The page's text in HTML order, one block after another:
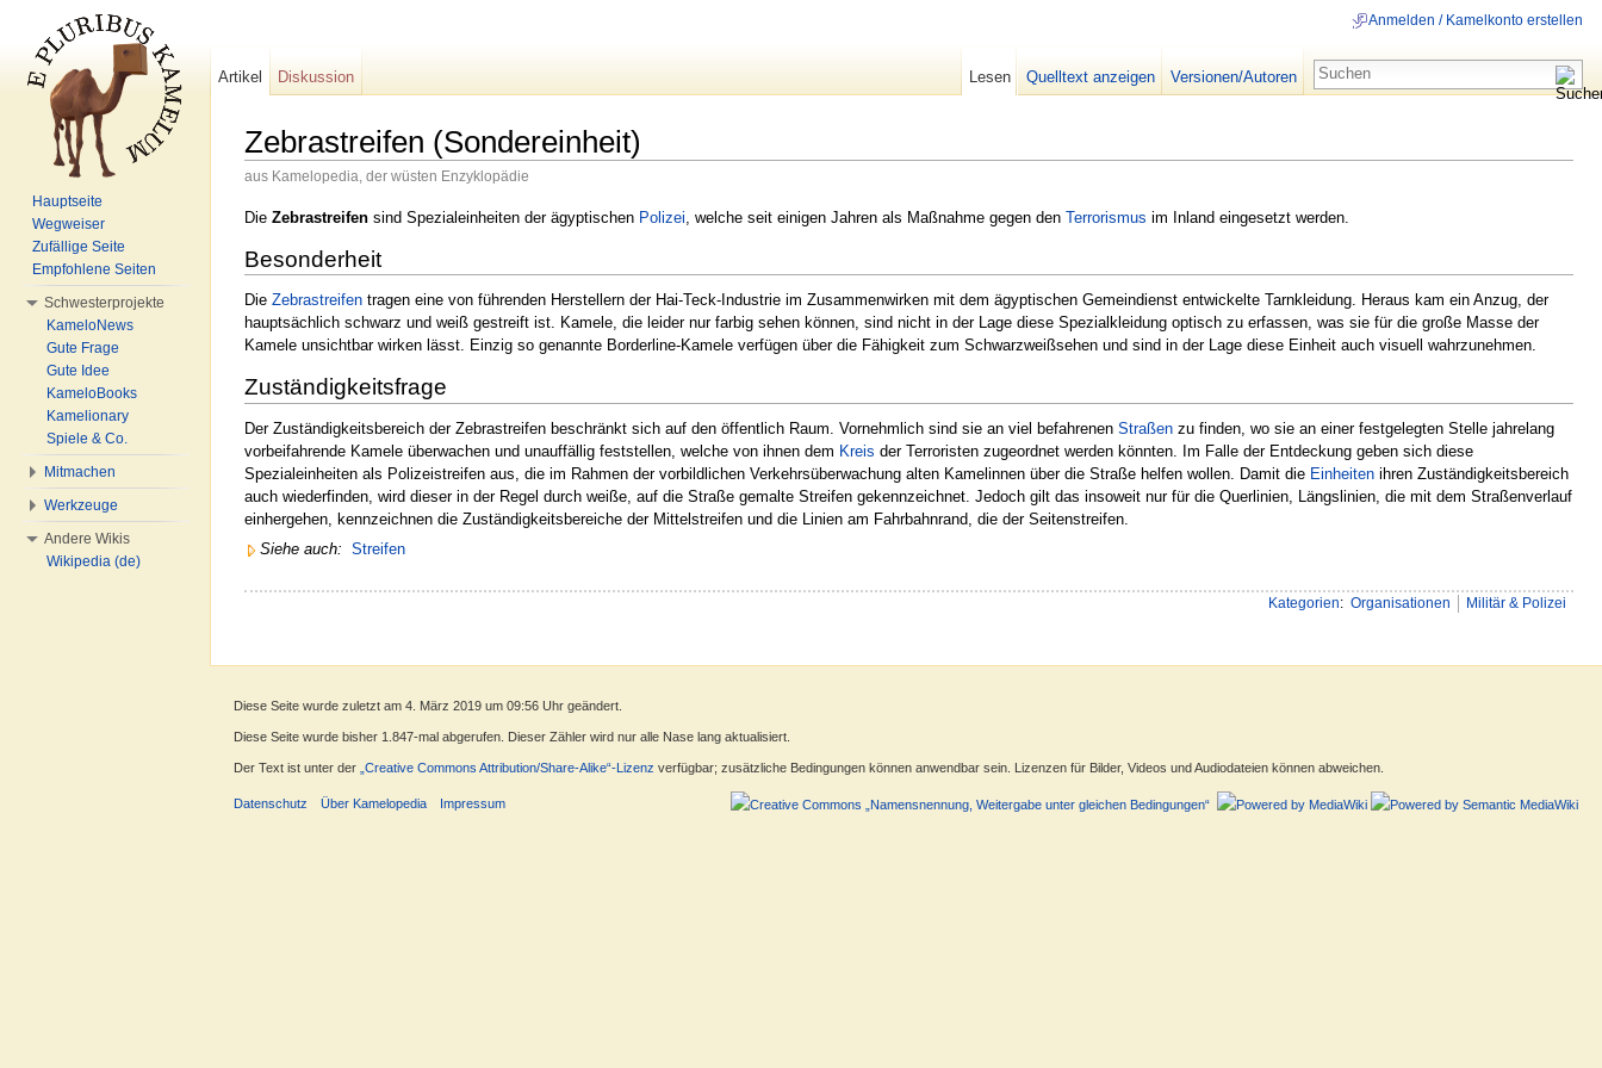
Zebrastreifen (Sondereinheit)
aus Kamelopedia, der wüsten Enzyklopädie
Die Zebrastreifen sind Spezialeinheiten der ägyptischen Polizei , welche seit einigen Jahren als Maßnahme gegen den Terrorismus im Inland eingesetzt werden.
Besonderheit
Die Zebrastreifen tragen eine von führenden Herstellern der Hai-Teck-Industrie im Zusammenwirken mit dem ägyptischen Gemeindienst entwickelte Tarnkleidung. Heraus kam ein Anzug, der
hauptsächlich schwarz und weiß gestreift ist. Kamele, die leider nur farbig sehen können, sind nicht in der Lage diese Spezialkleidung optisch zu erfassen, was sie für die große Masse der
Kamele unsichtbar wirken lässt. Einzig so genannte Borderline-Kamele verfügen über die Fähigkeit zum Schwarzweißsehen und sind in der Lage diese Einheit auch visuell wahrzunehmen.
Zuständigkeitsfrage
Der Zuständigkeitsbereich der Zebrastreifen beschränkt sich auf den öffentlich Raum. Vornehmlich sind sie an viel befahrenen Straßen zu finden, wo sie an einer festgelegten Stelle jahrelang
vorbeifahrende Kamele überwachen und unauffällig feststellen, welche von ihnen dem Kreis der Terroristen zugeordnet werden könnten. Im Falle der Entdeckung geben sich diese
Spezialeinheiten als Polizeistreifen aus, die im Rahmen der vorbildlichen Verkehrsüberwachung alten Kamelinnen über die Straße helfen wollen. Damit die Einheiten ihren Zuständigkeitsbereich
auch wiederfinden, wird dieser in der Regel durch weiße, auf die Straße gemalte Streifen gekennzeichnet. Jedoch gilt das insoweit nur für die Querlinien, Längslinien, die mit dem Straßenverlauf
einhergehen, kennzeichnen die Zuständigkeitsbereiche der Mittelstreifen und die Linien am Fahrbahnrand, die der Seitenstreifen.
Siehe auch: Streifen
Kategorien: Organisationen Militär & Polizei
Anmelden / Kamelkonto erstellen
Artikel Diskussion Lesen Quelltext anzeigen Versionen/Autoren
Hauptseite
Wegweiser
Zufällige Seite
Empfohlene Seiten
Schwesterprojekte
KameloNews
Gute Frage
Gute Idee
KameloBooks
Kamelionary
Spiele & Co.
Mitmachen
Werkzeuge
Andere Wikis
Wikipedia (de)
Diese Seite wurde zuletzt am 4. März 2019 um 09:56 Uhr geändert.
Diese Seite wurde bisher 1.847-mal abgerufen. Dieser Zähler wird nur alle Nase lang aktualisiert.
Der Text ist unter der „Creative Commons Attribution/Share-Alike“-Lizenz verfügbar; zusätzliche Bedingungen können anwendbar sein. Lizenzen für Bilder, Videos und Audiodateien können abweichen.
Datenschutz Über Kamelopedia Impressum